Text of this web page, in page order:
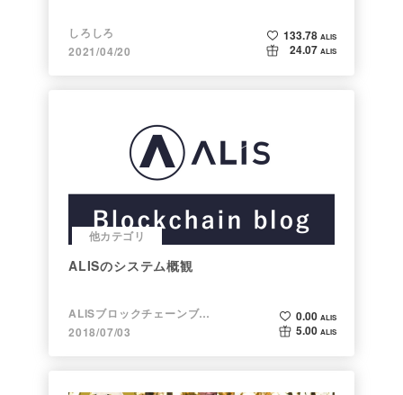
しろしろ
2021/04/20
133.78 ALIS
24.07 ALIS
他カテゴリ
ALISのシステム概観
ALISブロックチェーンブログ
2018/07/03
0.00 ALIS
5.00 ALIS